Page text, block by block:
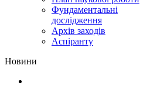
Фундаментальні
дослідження
Архів заходів
Аспіранту
Hовини